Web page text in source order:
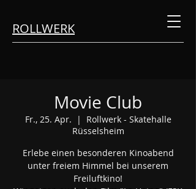
ROLLWERK
Movie Club
Fr., 25. Apr.
  |
Rollwerk - Skatehalle
Rüsselsheim
Erlebe einen besonderen Kinoabend
unter freiem Himmel bei unserem
Freiluftkino!